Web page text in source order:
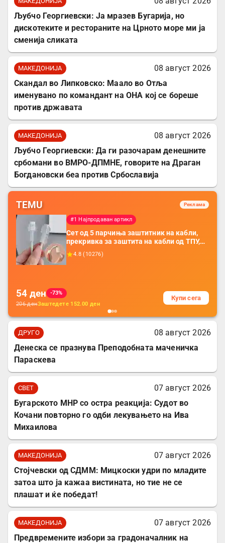
Љубчо Георгиевски: Ја мразев Бугарија, но
дискотеките и рестораните на Црното море ми ја
сменија сликата
МАКЕДОНИЈА
08 август 2026
Скандал во Липковско: Маало во Отља
именувано по командант на ОНА кој се бореше
против државата
МАКЕДОНИЈА
08 август 2026
Љубчо Георгиевски: Да ги разочарам денешните
србомани во ВМРО-ДПМНЕ, говорите на Драган
Богдановски беа против Србославија
TEMU Реклама
#1 Најпродаван артикл
Сет од 5 парчиња заштитник на кабли,
прекривка за заштита на кабли од ТПУ,
додатоци за заштита на кабли, без
батерија, за мобилни телефони, комплет
4.8 (10276)
54 ден
-73%
206денЗаштедете 152.00 ден
Купи сега
ДРУГО
08 август 2026
Денеска се празнува Преподобната маченичка
Параскева
СВЕТ
07 август 2026
Бугарското МНР со остра реакција: Судот во
Кочани повторно го одби лекувањето на Ива
Михаилова
МАКЕДОНИЈА
07 август 2026
Стојчевски од СДММ: Мицкоски удри по младите
затоа што ја кажаа вистината, но тие не се
плашат и ќе победат!
МАКЕДОНИЈА
07 август 2026
Предвремените избори за градоначалник на